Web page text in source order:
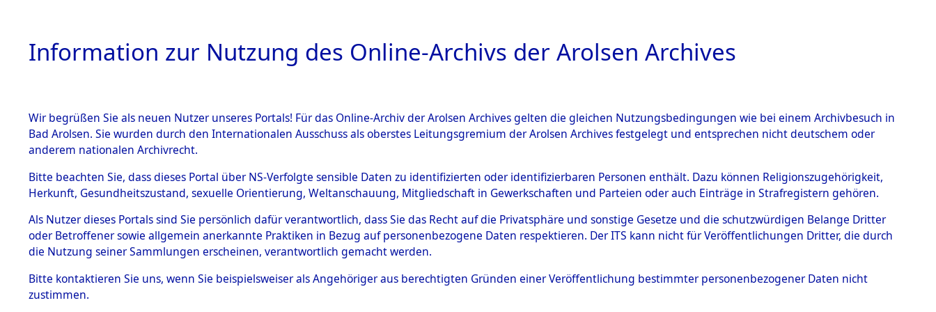
HOME BESTANDSBESCHREIBUNG ARCHIVALE ÜBERSICHT BILD
BESTÄNDE
Inhaftierungsdoku
mente
5. Verschiedenes
Todesmärsche
5.3.1 Alliierte
Ergebnisse der Gräberermittlung für die einzelnen betroffenen
Gemeinden.→0003 (84611830)→0166 (84611833)
0166 (84611833)
Information zur Nutzung des Online-Archivs der Arolsen Archives
Wir begrüßen Sie als neuen Nutzer unseres Portals! Für das Online-Archiv der Arolsen Archives gelten die gleichen Nutzungsbedingungen wie bei einem Archivbesuch in
Bad Arolsen. Sie wurden durch den Internationalen Ausschuss als oberstes Leitungsgremium der Arolsen Archives festgelegt und entsprechen nicht deutschem oder
anderem nationalen Archivrecht.
Bitte beachten Sie, dass dieses Portal über NS-Verfolgte sensible Daten zu identifizierten oder identifizierbaren Personen enthält. Dazu können Religionszugehörigkeit,
Herkunft, Gesundheitszustand, sexuelle Orientierung, Weltanschauung, Mitgliedschaft in Gewerkschaften und Parteien oder auch Einträge in Strafregistern gehören.
Als Nutzer dieses Portals sind Sie persönlich dafür verantwortlich, dass Sie das Recht auf die Privatsphäre und sonstige Gesetze und die schutzwürdigen Belange Dritter
oder Betroffener sowie allgemein anerkannte Praktiken in Bezug auf personenbezogene Daten respektieren. Der ITS kann nicht für Veröffentlichungen Dritter, die durch
die Nutzung seiner Sammlungen erscheinen, verantwortlich gemacht werden.
Bitte kontaktieren Sie uns, wenn Sie beispielsweiser als Angehöriger aus berechtigten Gründen einer Veröffentlichung bestimmter personenbezogener Daten nicht
zustimmen.